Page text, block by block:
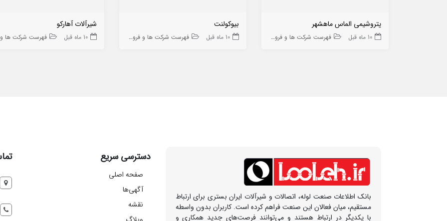
پتروشیمی الماس ماهشهر
10 ماه قبل فهرست شرکت ها و فروشگاه ها
بیوکولنت
10 ماه قبل فهرست شرکت ها و فروشگاه ها
شیرآلات آهارکو
10 ماه قبل فهرست شرکت ها و
بانک اطلاعات صنعت لوله، اتصالات و شیرآلات ایران بستری برای ارتباط
مستقیم، میان فعالان این صنعت فراهم کرده است. کاربران بدون واسطه
با یکدیگر در ارتباط هستند و می‌توانند فرصت‌های جدید همکاری و
دسترسی سریع
صفحه اصلی
آگهی‌ها
نقشه